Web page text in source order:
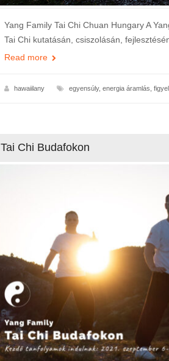
Yang Family Tai Chi Chuan Hungary A
Tai Chi kutatásán, csiszolásán,
Read more
hawaiilany egyensúly, energia áramlás
Tai Chi Budafokon